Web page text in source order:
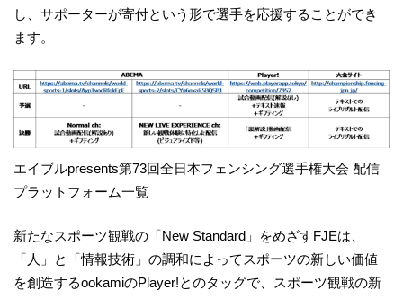
し、サポーターが寄付という形で選手を応援することができ
ます。
エイブルpresents第73回全日本フェンシング選手権大会 配信
プラットフォーム一覧
新たなスポーツ観戦の「New Standard」をめざすFJEは、
「人」と「情報技術」の調和によってスポーツの新しい価値
を創造するookamiのPlayer!とのタッグで、スポーツ観戦の新